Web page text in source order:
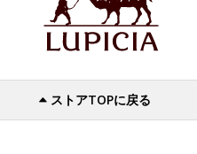
ストアTOPに戻る